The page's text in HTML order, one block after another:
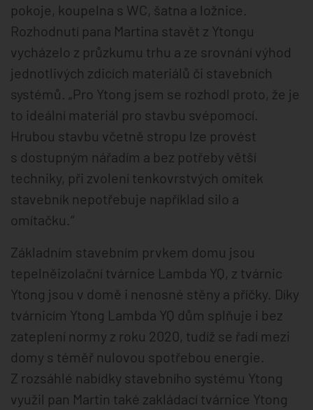
pokoje, koupelna s WC, šatna a ložnice.
Rozhodnutí pana Martina stavět z Ytongu
vycházelo z průzkumu trhu a ze srovnání výhod
jednotlivých zdicích materiálů či stavebních
systémů. „Pro Ytong jsem se rozhodl proto, že je
to ideální materiál pro stavbu svépomocí.
Hrubou stavbu včetně stropu lze provést
s dostupným nářadím a bez potřeby větší
techniky, při zvolení tenkovrstvých omítek
stavebník nepotřebuje například silo a
omítačku.“
Základním stavebním prvkem domu jsou
tepelněizolační tvárnice Lambda YQ, z tvárnic
Ytong jsou v domě i nenosné stěny a příčky. Díky
tvárnicím Ytong Lambda YQ dům splňuje i bez
zateplení normy z roku 2020, tudíž se řadí mezi
domy s téměř nulovou spotřebou energie.
Z rozsáhlé nabídky stavebního systému Ytong
využil pan Martin také zakládací tvárnice Ytong